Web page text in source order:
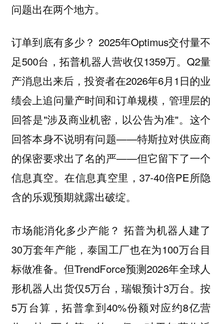
问题出在两个地方。
订单到底有多少？ 2025年Optimus交付量不
足500台，拓普机器人营收仅1359万。Q2量
产消息出来后，投资者在2026年6月1日的业
绩会上追问量产时间和订单规模，管理层的
回答是"涉及商业机密，以公告为准"。这个
回答本身不说明有问题——特斯拉对供应商
的保密要求出了名的严——但它留下了一个
信息真空。在信息真空里，37-40倍PE所隐
含的乐观预期就露出破绽。
市场能消化多少产能？ 拓普为机器人建了
30万套年产能，泰国工厂也在为100万台目
标做准备。但TrendForce预测2026年全球人
形机器人出货仅5万台，瑞银预计3万台。按
5万台算，拓普拿到40%份额对应约8亿营